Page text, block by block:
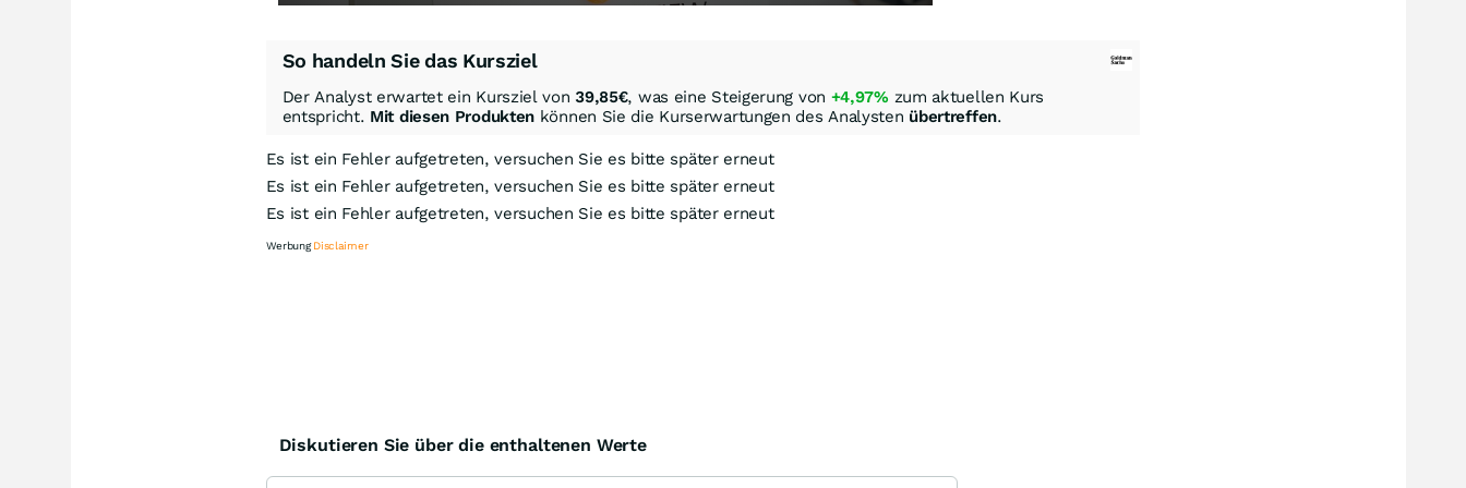
So handeln Sie das Kursziel
Der Analyst erwartet ein Kursziel von 39,85€, was eine Steigerung von +4,97% zum aktuellen Kurs
entspricht. Mit diesen Produkten können Sie die Kurserwartungen des Analysten übertreffen.
Es ist ein Fehler aufgetreten, versuchen Sie es bitte später erneut
Es ist ein Fehler aufgetreten, versuchen Sie es bitte später erneut
Es ist ein Fehler aufgetreten, versuchen Sie es bitte später erneut
WerbungDisclaimer
Diskutieren Sie über die enthaltenen Werte